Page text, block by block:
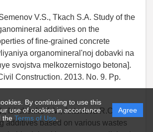
By continuing to use this
use of cookies in accordance
theTerms of Use
Agree
V.S., Tkach S.A. Study of the
additives on the
of fine-grained concrete
organomineral'noj dobavki na
svojstva melkozernistogo betona].
Construction. 2013. No. 9. Pp.
Ishchenko A.V., Antonova R.O.
additives based on various wastes